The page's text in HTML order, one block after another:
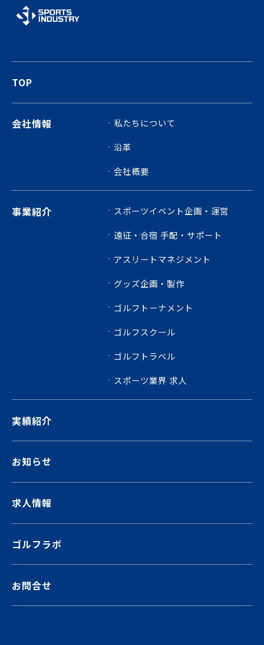
TOP
会社情報
私たちについて
沿革
会社概要
事業紹介
スポーツイベント企画・運営
遠征・合宿 手配・サポート
アスリートマネジメント
グッズ企画・製作
ゴルフトーナメント
ゴルフスクール
ゴルフトラベル
スポーツ業界 求人
実績紹介
お知らせ
求人情報
ゴルフラボ
お問合せ